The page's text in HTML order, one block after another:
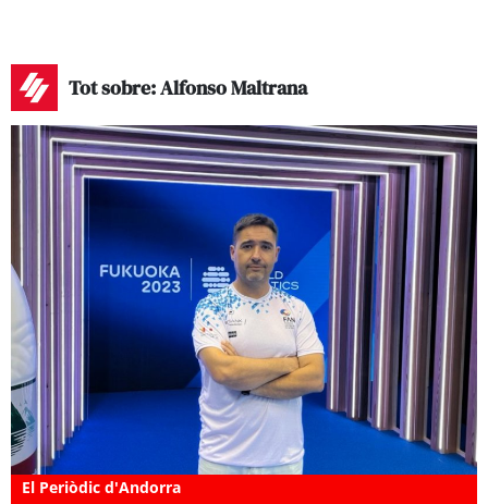
Tot sobre: Alfonso Maltrana
El Periòdic d'Andorra